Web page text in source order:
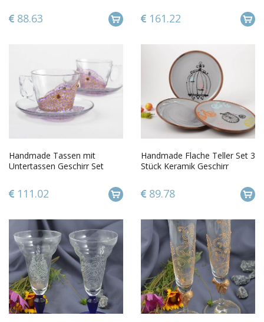
88.63 161.22
Handmade Tassen mit
Untertassen Geschirr Set
Bemalung
111.02
Handmade Flache Teller Set 3
Stück Keramik Geschirr
schön
89.78